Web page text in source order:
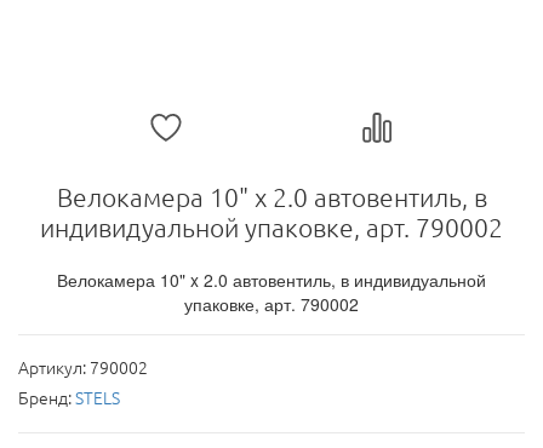
Велокамера 10" x 2.0 автовентиль, в
индивидуальной упаковке, арт. 790002
Велокамера 10" x 2.0 автовентиль, в индивидуальной
упаковке, арт. 790002
Артикул: 790002
Бренд:STELS